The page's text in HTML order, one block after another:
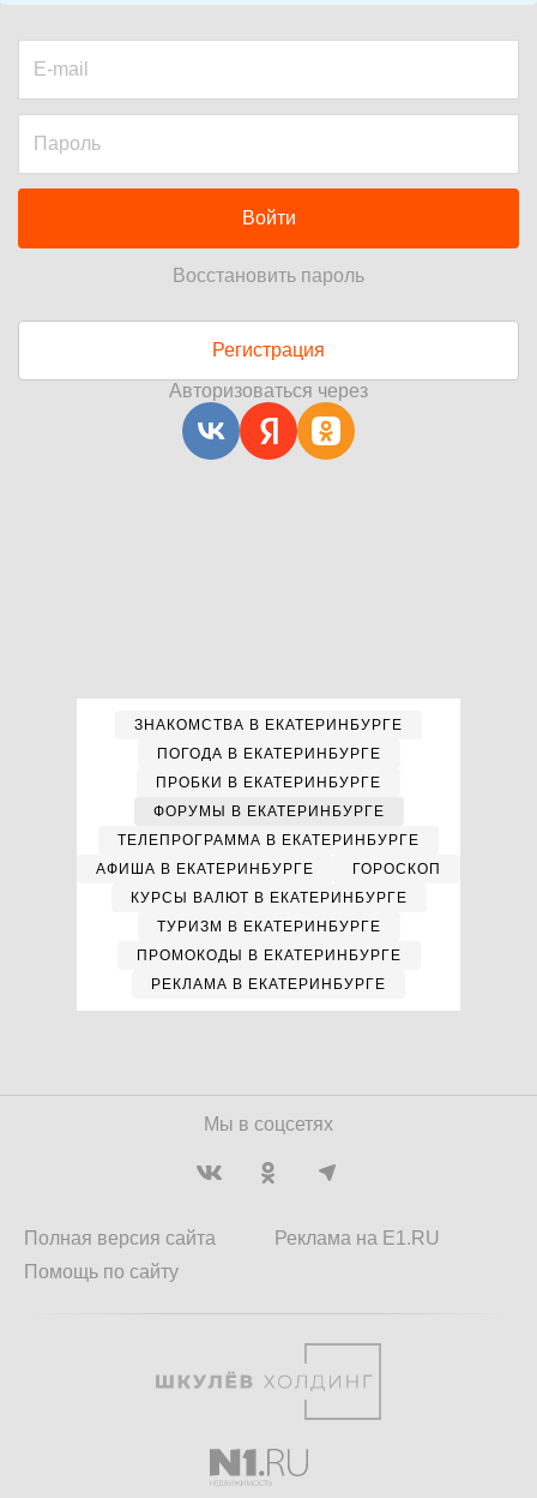
Войти
Восстановить пароль
Регистрация
Авторизоваться через
ЗНАКОМСТВА В ЕКАТЕРИНБУРГЕ
ПОГОДА В ЕКАТЕРИНБУРГЕ
ПРОБКИ В ЕКАТЕРИНБУРГЕ
ФОРУМЫ В ЕКАТЕРИНБУРГЕ
ТЕЛЕПРОГРАММА В ЕКАТЕРИНБУРГЕ
АФИША В ЕКАТЕРИНБУРГЕ
ГОРОСКОП
КУРСЫ ВАЛЮТ В ЕКАТЕРИНБУРГЕ
ТУРИЗМ В ЕКАТЕРИНБУРГЕ
ПРОМОКОДЫ В ЕКАТЕРИНБУРГЕ
РЕКЛАМА В ЕКАТЕРИНБУРГЕ
Мы в соцсетях
Полная версия сайта
Помощь по сайту
Реклама на E1.RU